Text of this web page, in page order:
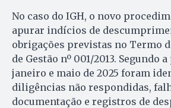
No caso do IGH, o novo
apurar indícios de
obrigações previstas no Termo
de Gestão nº 001/2013. Segundo
janeiro e maio de 2025 foram
diligências não respondidas,
documentação e registros de